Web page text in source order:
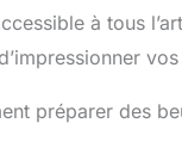
à tous
préparer des